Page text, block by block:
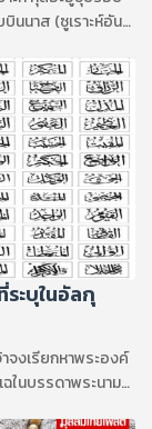
นนาส (ซูเราะห์อัน
ะบุในอัลกุ
จงเรียกหาพระองค์
ในบรรดาพระนาม